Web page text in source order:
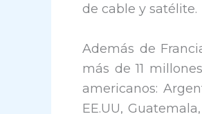
de cable y satélite.
Además de
más de 11
americanos:
EE.UU,